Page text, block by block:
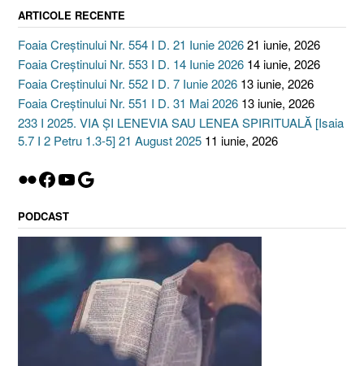
ARTICOLE RECENTE
Foaia Creștinului Nr. 554 I D. 21 Iunie 202621 iunie, 2026
Foaia Creștinului Nr. 553 I D. 14 Iunie 2026 14 iunie, 2026
Foaia Creștinului Nr. 552 I D. 7 Iunie 2026 13 iunie, 2026
Foaia Creștinului Nr. 551 I D. 31 Mai 2026 13 iunie, 2026
233 I 2025. VIA ȘI LENEVIA SAU LENEA SPIRITUALĂ [Isaia
5.7 I 2 Petru 1.3-5] 21 August 2025 11 iunie, 2026
Flickr
Facebook
YouTube
Google
PODCAST